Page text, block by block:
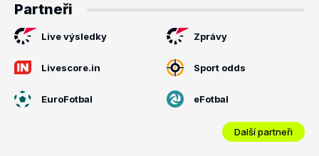
Partneři
Live výsledky Zprávy
Livescore.in Sport odds
EuroFotbal eFotbal
Další partneři